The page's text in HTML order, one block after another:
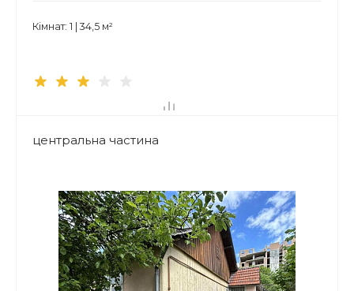
Кімнат: 1 | 34,5 м²
центральна частина